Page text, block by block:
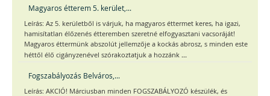
Magyaros étterem 5. kerület,...
Leírás: Az 5. kerületből is várjuk, ha magyaros éttermet keres, ha igazi,
hamisítatlan élőzenés étteremben szeretné elfogyasztani vacsoráját!
Magyaros éttermünk abszolút jellemzője a kockás abrosz, s minden este
héttől élő cigányzenével szórakoztatjuk a hozzánk ...
Fogszabályozás Belváros,...
Leírás: AKCIÓ! Márciusban minden FOGSZABÁLYOZÓ készülék, és